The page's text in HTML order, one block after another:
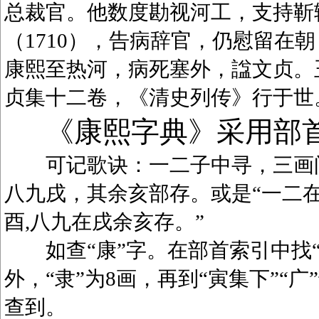
总裁官。他数度勘视河工，支持
（1710），告病辞官，仍慰留在
康熙至热河，病死塞外，諡文贞
贞集十二卷，《清史列传》行于世
《康熙字典》采用
可记歌诀：一二子中寻，三画
八九戌，其余亥部存。或是“一二
酉,八九在戌余亥存。”
如查“康”字。在部首索引中找“
外，“隶”为8画，再到“寅集下”“
查到。